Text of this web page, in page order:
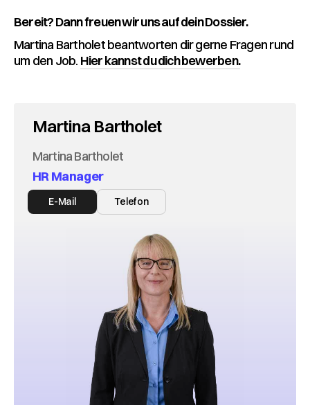
Bereit? Dann freuen wir uns auf dein Dossier.
Martina Bartholet beantworten dir gerne Fragen rund
um den Job. Hier kannst du dich bewerben.
Martina Bartholet
Martina Bartholet
HR Manager
E-Mail Telefon